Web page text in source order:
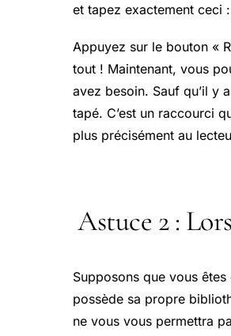
et tapez exactement ceci
Appuyez sur le bouton «
tout ! Maintenant, vous
avez besoin. Sauf qu’il y
tapé. C’est un raccourci
plus précisément au
Astuce 2 :
Supposons que vous
possède sa propre
ne vous vous permettra